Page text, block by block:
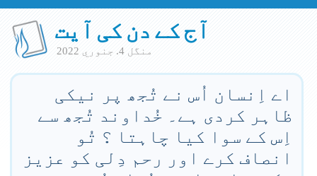
آج کے دن کی آیت
منگل 4. جنوري 2022
اے اِنسان اُس نے تُجھ پر نیکی
ظاہر کردی ہے۔ خُداوند تُجھ سے
اِس کے سوا کیا چاہتا ؟ تُو
انصاف کرے اور رحم دِلی کو عزیز